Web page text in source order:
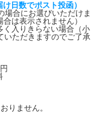
日数でポスト投函）
場合にお選びいただけま
は表示されません）
く入りきらない場合（小
いただきますのでご了承
りません。